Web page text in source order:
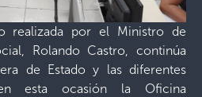
realizada por el Ministro de
Rolando Castro, continúa
de Estado y las diferentes
esta ocasión la Oficina